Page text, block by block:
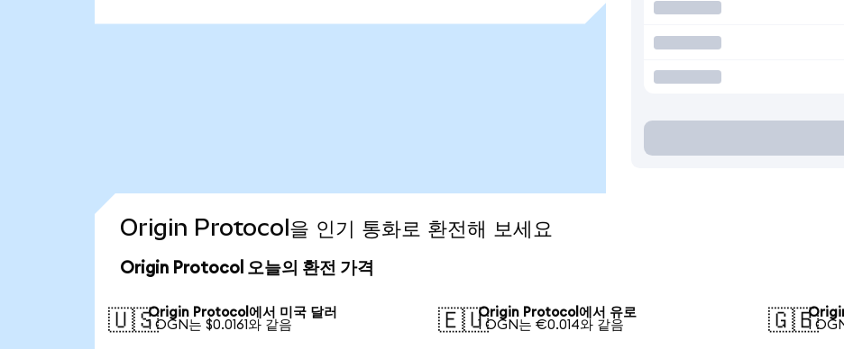
Origin Protocol을 인기 통화로 환전해 보세요
Origin Protocol 오늘의 환전 가격
🇺🇸Origin Protocol에서 미국 달러
1 OGN는 $0.0161와 같음
🇪🇺Origin Protocol에서 유로
1 OGN는 €0.014와 같음
🇬🇧
1